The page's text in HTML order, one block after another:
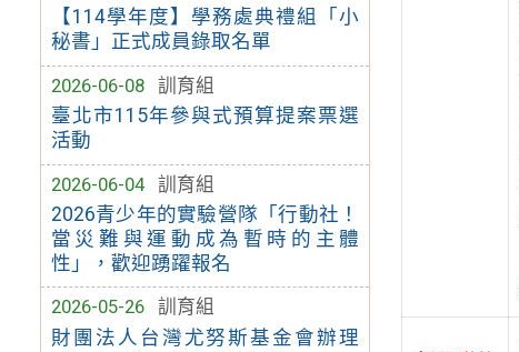
【114學年度】學務處典禮組「小
秘書」正式成員錄取名單
2026-06-08
訓育組
臺北市115年參與式預算提案票選
活動
2026-06-04
訓育組
2026青少年的實驗營隊「行動社！
當災難與運動成為暫時的主體
性」，歡迎踴躍報名
2026-05-26
訓育組
財團法人台灣尤努斯基金會辦理